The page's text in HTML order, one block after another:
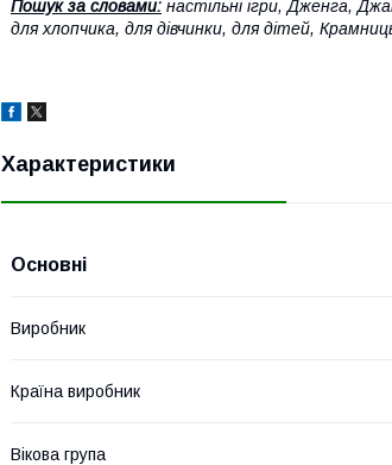
Пошук за словами: настільні ігри, Дженга,
для хлопчика, для дівчинки, для дітей,
Характеристики
Основні
Виробник
Країна виробник
Вікова група